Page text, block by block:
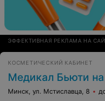
ЭФФЕКТИВНАЯ РЕКЛАМА НА
КОСМЕТИЧЕСКИЙ КАБИНЕТ
Медикал Бьюти
Минск, ул. Мстиславца, 8